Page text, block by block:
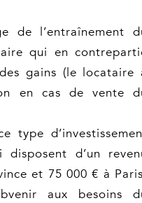
de l’entraînement
qui en
gains (le locataire
en cas de vente
type
d’un
et 75 000 € à
aux besoins